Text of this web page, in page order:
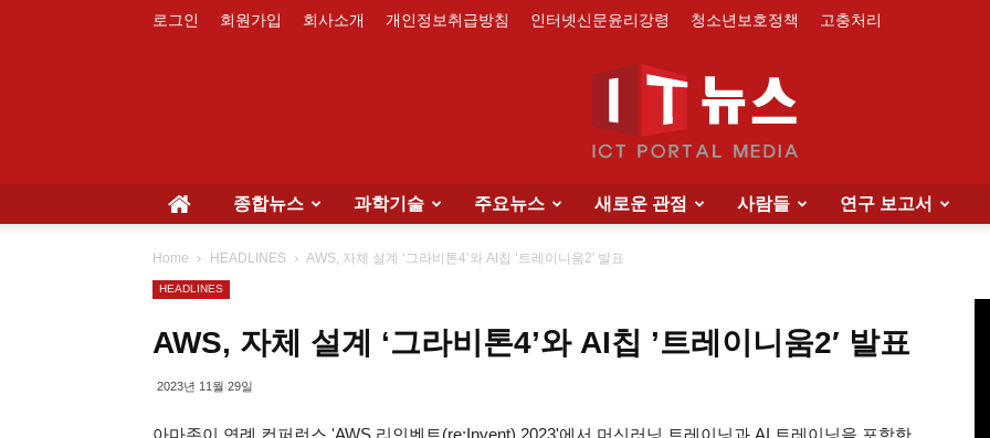
로그인 회원가입 회사소개 개인정보취급방침 인터넷신문윤리강령 청소년보호정책 고충처리
종합뉴스 과학기술 주요뉴스 새로운 관점 사람들 연구 보고서
Home HEADLINES AWS, 자체 설계 ‘그라비톤4’와 AI칩 ’트레이니움2′ 발표
HEADLINES
AWS, 자체 설계 ‘그라비톤4’와 AI칩 ’트레이니움2′ 발표
2023년 11월 29일
아마존이 연례 컨퍼런스 'AWS 리인벤트(re:Invent) 2023'에서 머신러닝 트레이닝과 AI 트레이닝을 포함한